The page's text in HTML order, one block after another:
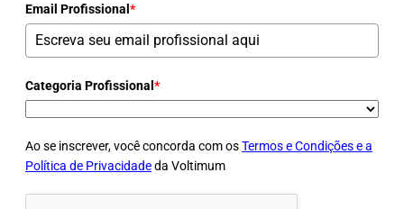
Email Profissional *
Categoria Profissional *
Ao se inscrever, você concorda com osTermos e Condições e a
Política de Privacidadeda Voltimum